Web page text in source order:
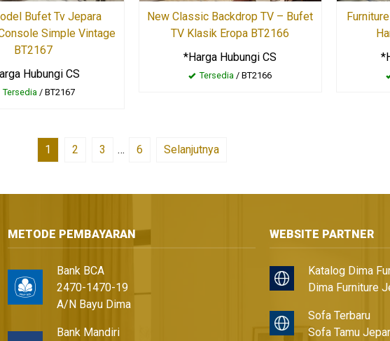
Bufet Tv Jepara
Simple Vintage
BT2167
Hubungi CS
Tersedia / BT2167
New Classic Backdrop TV – Bufet
TV Klasik Eropa BT2166
*Harga Hubungi CS
Tersedia / BT2166
1 2 3 … 6 Selanjutnya
METODE PEMBAYARAN
Bank BCA
2470-1470-19
A/N Bayu Dima
Bank Mandiri
WEBSITE PARTNER
Katalog Dima
Dima Furniture
Sofa Terbaru
Sofa Tamu